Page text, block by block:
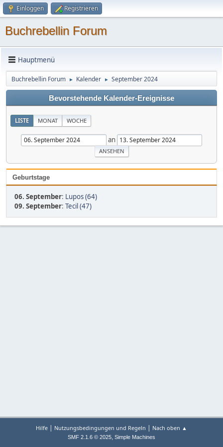
Einloggen Registrieren
Buchrebellin Forum
Hauptmenü
Buchrebellin Forum ► Kalender ► September 2024
Bevorstehende Kalender-Ereignisse
LISTE MONAT WOCHE
an
Geburtstage
06. September: Lupos (64)
09. September: Tecil (47)
Hilfe | Nutzungsbedingungen und Regeln | Nach oben ▲
SMF 2.1.6 © 2025, Simple Machines